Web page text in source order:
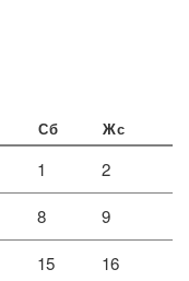
Сб Жс
1 2
8 9
15 16